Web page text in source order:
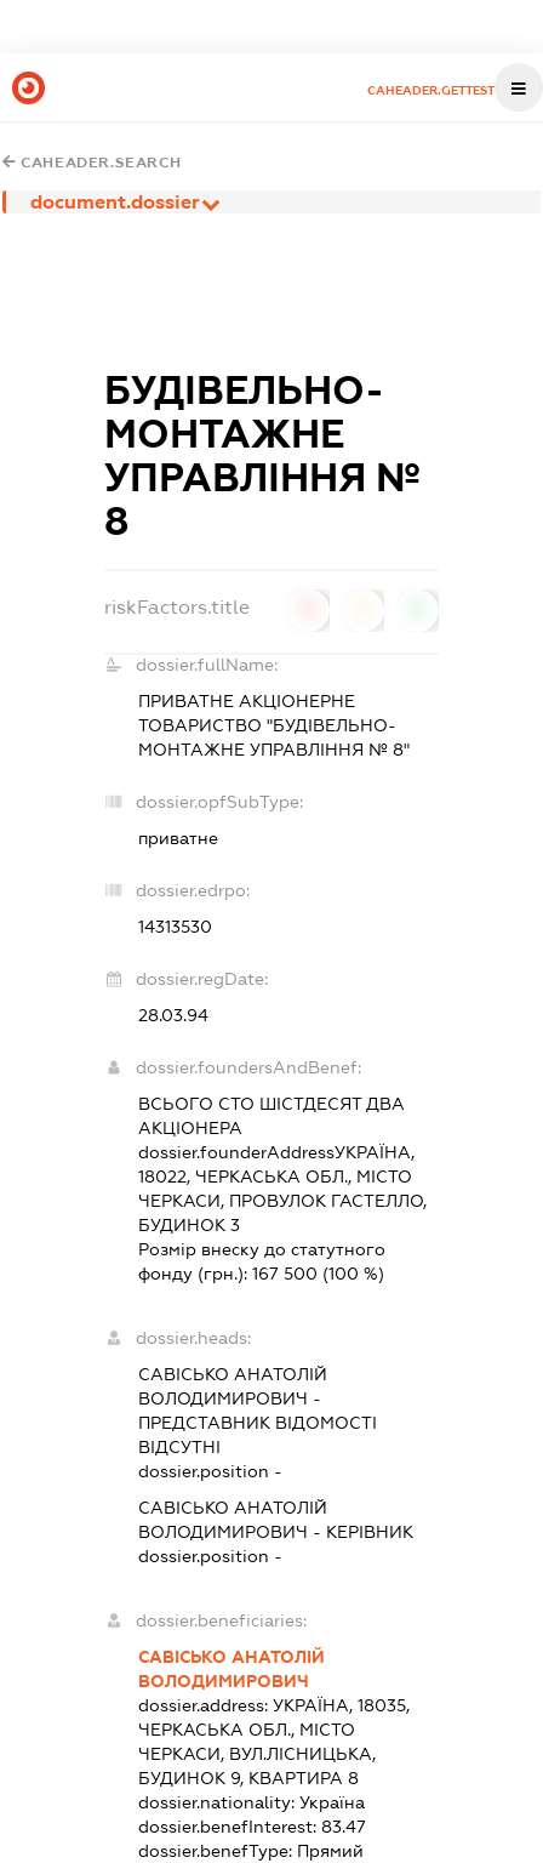
CAHEADER.GETTEST
CAHEADER.SEARCH
document.dossier
БУДІВЕЛЬНО-
МОНТАЖНЕ
УПРАВЛІННЯ №
8
riskFactors.title
dossier.fullName:
ПРИВАТНЕ АКЦІОНЕРНЕ
ТОВАРИСТВО "БУДІВЕЛЬНО-
МОНТАЖНЕ УПРАВЛІННЯ № 8"
dossier.opfSubType:
приватне
dossier.edrpo:
14313530
dossier.regDate:
28.03.94
dossier.foundersAndBenef:
ВСЬОГО СТО ШІСТДЕСЯТ ДВА
АКЦІОНЕРА
dossier.founderAddressУКРАЇНА,
18022, ЧЕРКАСЬКА ОБЛ., МІСТО
ЧЕРКАСИ, ПРОВУЛОК ГАСТЕЛЛО,
БУДИНОК 3
Розмір внеску до статутного
фонду (грн.):167 500 (100 %)
dossier.heads:
САВІСЬКО АНАТОЛІЙ
ВОЛОДИМИРОВИЧ -
ПРЕДСТАВНИК ВІДОМОСТІ
ВІДСУТНІ
dossier.position -
САВІСЬКО АНАТОЛІЙ
ВОЛОДИМИРОВИЧ - КЕРІВНИК
dossier.position -
dossier.beneficiaries:
САВІСЬКО АНАТОЛІЙ
ВОЛОДИМИРОВИЧ
dossier.address:УКРАЇНА, 18035,
ЧЕРКАСЬКА ОБЛ., МІСТО
ЧЕРКАСИ, ВУЛ.ЛІСНИЦЬКА,
БУДИНОК 9, КВАРТИРА 8
dossier.nationality:Україна
dossier.benefInterest:83.47
dossier.benefType: Прямий